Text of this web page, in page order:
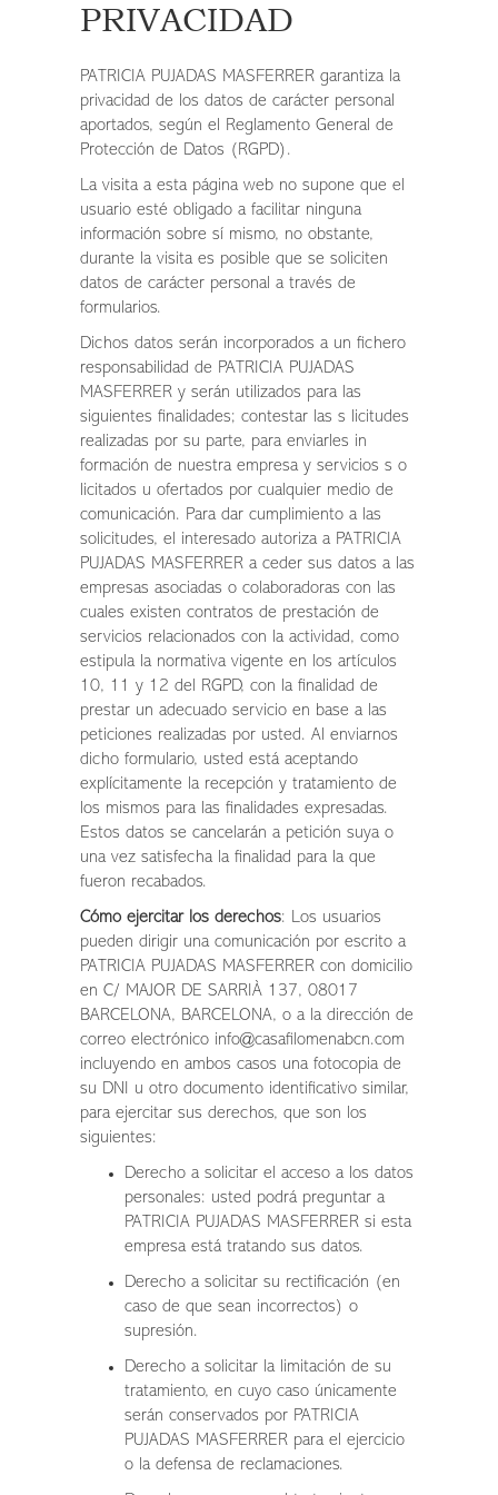
PRIVACIDAD
PATRICIA PUJADAS MASFERRER garantiza la
privacidad de los datos de carácter personal
aportados, según el Reglamento General de
Protección de Datos (RGPD).
La visita a esta página web no supone que el
usuario esté obligado a facilitar ninguna
información sobre sí mismo, no obstante,
durante la visita es posible que se soliciten
datos de carácter personal a través de
formularios.
Dichos datos serán incorporados a un fichero
responsabilidad de PATRICIA PUJADAS
MASFERRER y serán utilizados para las
siguientes finalidades; contestar las s licitudes
realizadas por su parte, para enviarles in
formación de nuestra empresa y servicios s o
licitados u ofertados por cualquier medio de
comunicación. Para dar cumplimiento a las
solicitudes, el interesado autoriza a PATRICIA
PUJADAS MASFERRER a ceder sus datos a las
empresas asociadas o colaboradoras con las
cuales existen contratos de prestación de
servicios relacionados con la actividad, como
estipula la normativa vigente en los artículos
10, 11 y 12 del RGPD, con la finalidad de
prestar un adecuado servicio en base a las
peticiones realizadas por usted. Al enviarnos
dicho formulario, usted está aceptando
explícitamente la recepción y tratamiento de
los mismos para las finalidades expresadas.
Estos datos se cancelarán a petición suya o
una vez satisfecha la finalidad para la que
fueron recabados.
Cómo ejercitar los derechos: Los usuarios
pueden dirigir una comunicación por escrito a
PATRICIA PUJADAS MASFERRER con domicilio
en C/ MAJOR DE SARRIÀ 137, 08017
BARCELONA, BARCELONA, o a la dirección de
correo electrónico info@casafilomenabcn.com
incluyendo en ambos casos una fotocopia de
su DNI u otro documento identificativo similar,
para ejercitar sus derechos, que son los
siguientes:
Derecho a solicitar el acceso a los datos
personales: usted podrá preguntar a
PATRICIA PUJADAS MASFERRER si esta
empresa está tratando sus datos.
Derecho a solicitar su rectificación (en
caso de que sean incorrectos) o
supresión.
Derecho a solicitar la limitación de su
tratamiento, en cuyo caso únicamente
serán conservados por PATRICIA
PUJADAS MASFERRER para el ejercicio
o la defensa de reclamaciones.